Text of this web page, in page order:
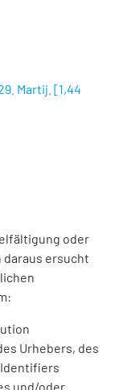
Martij. [1,44
oder
daraus ersucht
Urhebers, des
und/oder